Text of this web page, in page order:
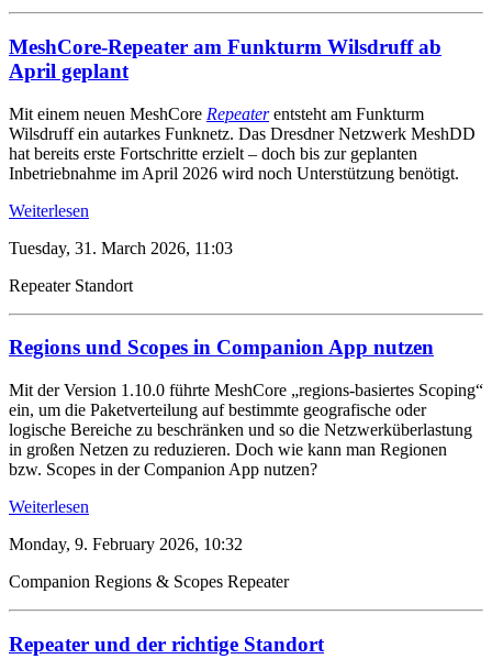
MeshCore-Repeater am Funkturm Wilsdruff ab
April geplant
Mit einem neuen MeshCore Repeaterentsteht am Funkturm
Wilsdruff ein autarkes Funknetz. Das Dresdner Netzwerk MeshDD
hat bereits erste Fortschritte erzielt – doch bis zur geplanten
Inbetriebnahme im April 2026 wird noch Unterstützung benötigt.
Weiterlesen
Tuesday, 31. March 2026, 11:03
Repeater Standort
Regions und Scopes in Companion App nutzen
Mit der Version 1.10.0 führte MeshCore „regions-basiertes Scoping“
ein, um die Paketverteilung auf bestimmte geografische oder
logische Bereiche zu beschränken und so die Netzwerküberlastung
in großen Netzen zu reduzieren. Doch wie kann man Regionen
bzw. Scopes in der Companion App nutzen?
Weiterlesen
Monday, 9. February 2026, 10:32
Companion Regions & Scopes Repeater
Repeater und der richtige Standort